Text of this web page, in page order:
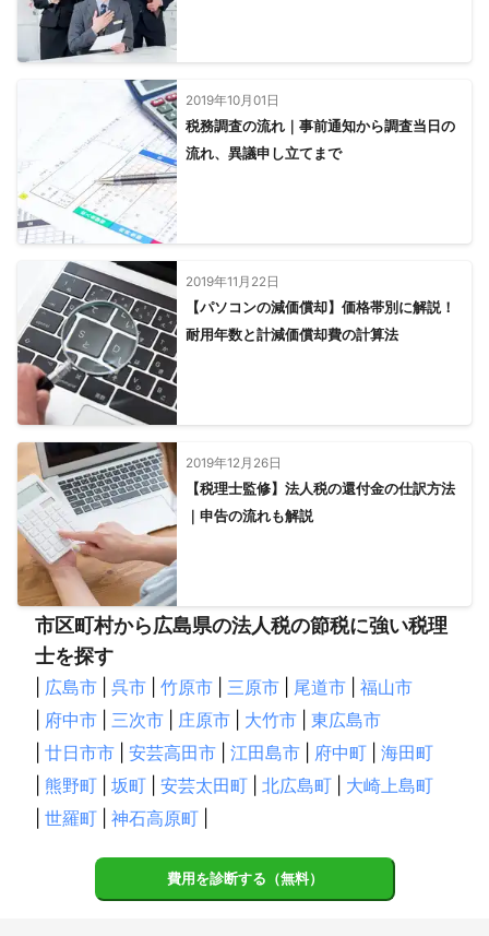
2019年10月01日
税務調査の流れ｜事前通知から調査当日の
流れ、異議申し立てまで
2019年11月22日
【パソコンの減価償却】価格帯別に解説！
耐用年数と計減価償却費の計算法
2019年12月26日
【税理士監修】法人税の還付金の仕訳方法
｜申告の流れも解説
市区町村から広島県の法人税の節税に強い税理
士を探す
広島市 呉市 竹原市 三原市 尾道市
福山市
府中市 三次市 庄原市 大竹市
東広島市
廿日市市 安芸高田市 江田島市 府中町
海田町
熊野町 坂町 安芸太田町 北広島町
大崎上島町
世羅町 神石高原町
費用を診断する（無料）